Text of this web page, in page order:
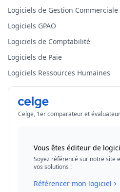
Logiciels de Gestion Commerciale
Logiciels GPAO
Logiciels de Comptabilité
Logiciels de Paie
Logiciels Ressources Humaines
Celge, 1er comparateur et
Vous êtes éditeur de
Soyez référencé sur notre site
vos solutions !
Référencer mon logiciel